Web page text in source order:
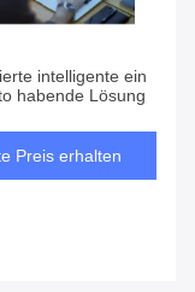
intelligente ein
habende Lösung
Preis erhalten